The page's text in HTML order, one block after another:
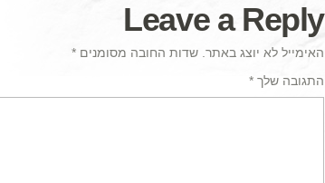
Leave a Reply
האימייל לא יוצג באתר. שדות החובה מסומנים *
התגובה שלך *